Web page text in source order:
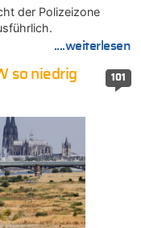
der Polizeizone
....weiterlesen
101
so niedrig